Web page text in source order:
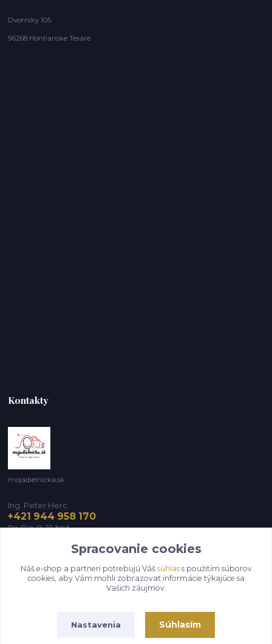
Dvorníky 105
96268 Hontianske Tesáre
Kontakty
mojadielnicka.sk
Ing. Peter Herc
+421 944 958 170
Po-Pia, 8-18 hod.
infomojadielnicka@gmail.com
Spracovanie cookies
Náš e-shop a partneri potrebujú Váš súhlass použitím súborov
cookies, aby Vám mohli zobrazovať informácie týkajúce sa
Vašich záujmov.
Nastavenia Súhlasím